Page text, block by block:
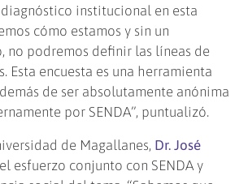
institucional en esta
cómo estamos y sin un
no podremos definir las líneas de
Esta encuesta es una herramienta
de ser absolutamente anónima
por SENDA”, puntualizó.
de Magallanes, Dr. José
esfuerzo conjunto con SENDA y